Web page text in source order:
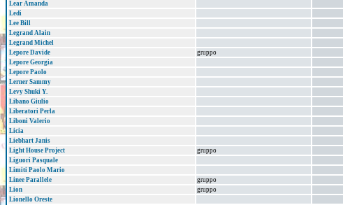
Lear Amanda
Ledi
Lee Bill
Legrand Alain
Legrand Michel
Lepore Davide
gruppo
Lepore Georgia
Lepore Paolo
Lerner Sammy
Levy Shuki Y.
Libano Giulio
Liberatori Perla
Liboni Valerio
Licia
Liebhart Janis
Light House Project
gruppo
Liguori Pasquale
Limiti Paolo Mario
Linee Parallele
gruppo
Lion
gruppo
Lionello Oreste